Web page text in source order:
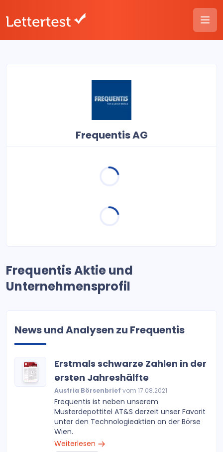
Frequentis AG
Frequentis Aktie und
Unternehmensprofil
News und Analysen zu Frequentis
Erstmals schwarze Zahlen in der
ersten Jahreshälfte
Austria Börsenbrief vom 17.08.2021
Frequentis ist neben unserem
Musterdepottitel AT&S derzeit unser Favorit
unter den Technologieaktien an der Börse
Wien.
Weiterlesen